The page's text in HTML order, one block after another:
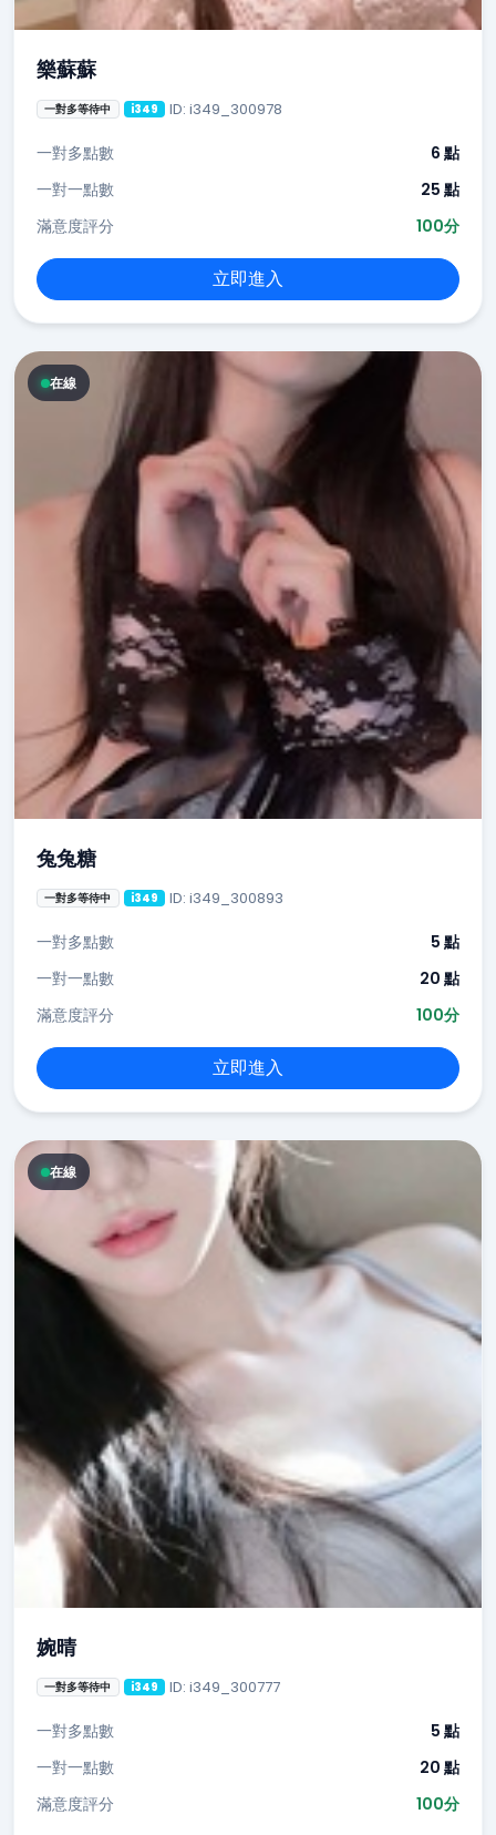
樂蘇蘇
一對多等待中 i349 ID: i349_300978
一對多點數
6 點
一對一點數
25 點
滿意度評分
100分
立即進入
在線
兔兔糖
一對多等待中 i349 ID: i349_300893
一對多點數
5 點
一對一點數
20 點
滿意度評分
100分
立即進入
在線
婉晴
一對多等待中 i349 ID: i349_300777
一對多點數
5 點
一對一點數
20 點
滿意度評分
100分